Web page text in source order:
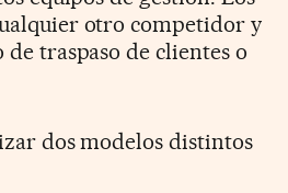
otro competidor y
traspaso de clientes o
dos modelos distintos